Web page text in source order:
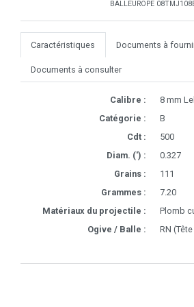
BALLEUROPE
Caractéristiques Documents à
Documents à consulter
Calibre :
8 mm
Catégorie :
B
Cdt :
500
Diam. (') :
0.327
Grains :
111
Grammes :
7.20
Matériaux du projectile :
Plomb
Ogive / Balle :
RN